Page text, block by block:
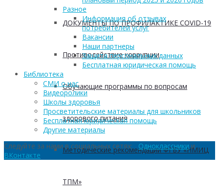
ДОКУМЕНТЫ ПО ПРОФИЛАКТИКЕ COVID-19
Противодействие коррупции
Обучающие программы по вопросам
здорового питания
Методические рекомендации ФГБУ «НМИЦ
ТПМ»
Разное
Информация об отзывах
потребителей услуг
Вакансии
Наши партнеры
Защита персональных данных
Бесплатная юридическая помощь
Библиотека
СМИ о нас
Видеоролики
Школы здоровья
Просветительские материалы для школьников
Бесплатная юридическая помощь
Другие материалы
Следуйте за нами в социальных сетях: Одноклассники и
ВКонтакте